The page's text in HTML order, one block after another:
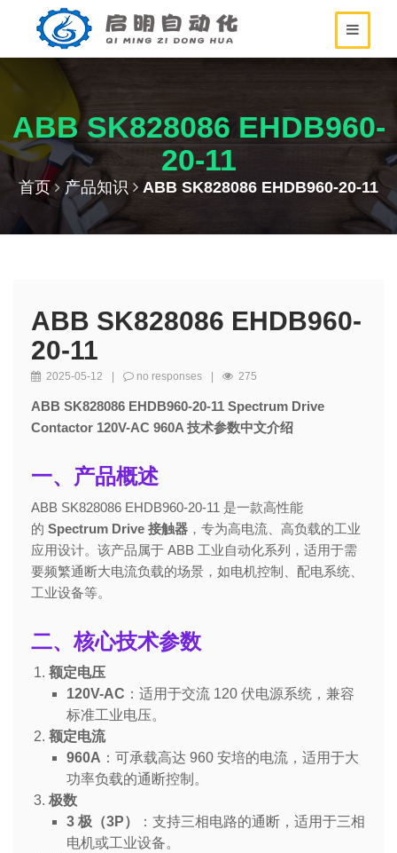
ABB SK828086 EHDB960-
20-11
首页 产品知识 ABB SK828086 EHDB960-20-11
ABB SK828086 EHDB960-
20-11
2025-05-12 no responses 275
ABB SK828086 EHDB960-20-11 Spectrum Drive
Contactor 120V-AC 960A 技术参数中文介绍
一、产品概述
ABB SK828086 EHDB960-20-11 是一款高性能
的 Spectrum Drive 接触器 ，专为高电流、高负载的工业
应用设计。该产品属于 ABB 工业自动化系列，适用于需
要频繁通断大电流负载的场景，如电机控制、配电系统、
工业设备等。
二、核心技术参数
额定电压
120V-AC ：适用于交流 120 伏电源系统，兼容
标准工业电压。
额定电流
960A ：可承载高达 960 安培的电流，适用于大
功率负载的通断控制。
极数
3 极（3P）
：支持三相电路的通断，适用于三相
电机或工业设备。